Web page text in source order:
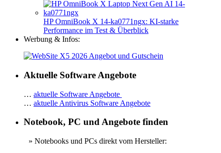
HP OmniBook X 14-ka0771ngx: KI-starke
Performance im Test & Überblick
Werbung & Infos:
Aktuelle Software Angebote
… aktuelle Software Angebote
… aktuelle Antivirus Software Angebote
Notebook, PC und Angebote finden
» Notebooks und PCs direkt vom Hersteller: